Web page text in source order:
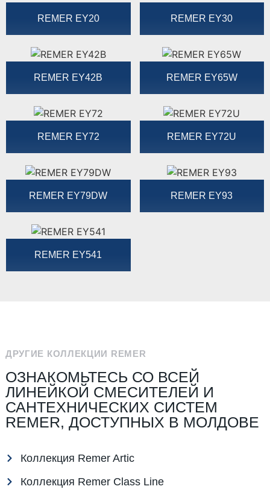
REMER EY20 REMER EY30
REMER EY42B REMER EY65W
REMER EY72 REMER EY72U
REMER EY79DW REMER EY93
REMER EY541
ДРУГИЕ КОЛЛЕКЦИИ REMER
ОЗНАКОМЬТЕСЬ СО ВСЕЙ
ЛИНЕЙКОЙ СМЕСИТЕЛЕЙ И
САНТЕХНИЧЕСКИХ СИСТЕМ
REMER, ДОСТУПНЫХ В МОЛДОВЕ
Коллекция Remer Artic
Коллекция Remer Class Line